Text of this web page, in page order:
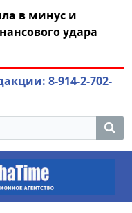
в минус и
удара
8-914-2-702-